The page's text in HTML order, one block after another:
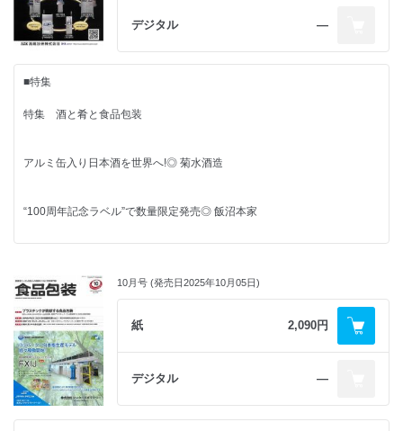
購読申込書
元・開発者の視点～食品包装現場見聞録と未来に向けて～
日本の食品ロス削減の産官学の動向 ◎ 小林光
包装から見たバイオプラスチック関連企業 その業務展開と重要キーワー
ド
ブラスケム ◎ 松田修成
■NEWS & TOPICS
マルコメ
ニッスイ
全国清涼飲料連合会
日本包装機械工業会／日本包装リース
日本食品機械工業会
日本マテリアルフロー研究センター
全国容器循環協議会
東日本食品包装工業会
栗山米菓
隔月連載 ニュースで読み解く包装情勢ワールドワイド
循環型包装やAI・DX活用など 米国小売業の成長戦略 ◎ 森泰正
ド
記念日でたどる 食品包装 歳時記
レンチン対応も人気の秘密？ ◎2月6日は「田原洋菜部会ブロッコリーの
日」
庶民文化の図像学
じゃがりこ ◎ 町田忍
パッケージ応援団
■Award Winners
◎ Mizkan ／コバヤシ（日本パッケージングコンテスト2025）
ESSENCE of COLOR PLANNING 2026
◎ Mizkan ／コバヤシ
■スペシャルレビュー
JAPAN PACKAGING CONTEST 2025 ダイジェスト（part1）
◎ キーコーヒー
■需要トレンド最前線
イチゴを守る“浮かせる”トレー
新商品体験会を大阪で初開催◎ オタフクソース
“わかりやすい”表示に高まる期待◎ ユニバーサルコミュニケーションデザ
食の課題解決に向け共創を呼びかけ◎ 日本テトラパック
■連載
家族で見つめる食と包装
“推し色”の影響力 ◎ 田原未沙記
元・開発者の視点～食品包装現場見聞録と未来に向けて～
デジタル ―
■特集
特集 酒と肴と食品包装
アルミ缶入り日本酒を世界へ!◎ 菊水酒造
“100周年記念ラベル”で数量限定発売◎ 飯沼本家
低アル日本酒シリーズに缶入りも追加◎ 月桂冠
焼酎ブランド45周年でパッケージ刷新◎ オノエンホールディングス
焼き鳥缶詰からコラボ新商品◎ ホテイフーズ
10月号 (発売日2025年10月05日)
紙 2,090円
デジタル ―